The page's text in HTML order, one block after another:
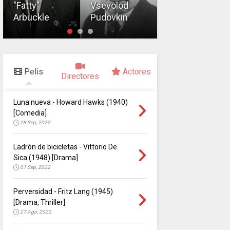
"Fatty"
Arbuckle
Vsevolod
Pudovkin
Pelis Directores Actores
Luna nueva - Howard Hawks (1940)
[Comedia]
28 Sep, 2022
Ladrón de bicicletas - Vittorio De
Sica (1948) [Drama]
01 Sep, 2022
Perversidad - Fritz Lang (1945)
[Drama, Thriller]
27 Ago, 2022